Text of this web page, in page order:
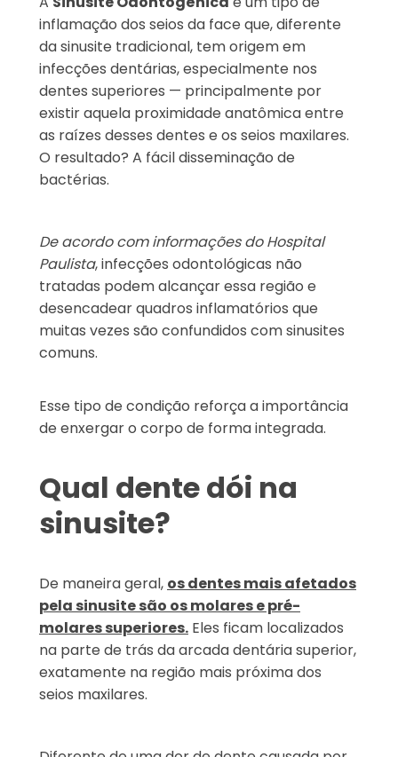
inflamação dos seios da face que, diferente
da sinusite tradicional, tem origem em
infecções dentárias, especialmente nos
dentes superiores — principalmente por
existir aquela proximidade anatômica entre
as raízes desses dentes e os seios maxilares.
O resultado? A fácil disseminação de
bactérias.
De acordo com informações do Hospital
Paulista, infecções odontológicas não
tratadas podem alcançar essa região e
desencadear quadros inflamatórios que
muitas vezes são confundidos com sinusites
comuns.
Esse tipo de condição reforça a importância
de enxergar o corpo de forma integrada.
Qual dente dói na
sinusite?
De maneira geral, os dentes mais afetados
pela sinusite são os molares e pré-
molares superiores. Eles ficam localizados
na parte de trás da arcada dentária superior,
exatamente na região mais próxima dos
seios maxilares.